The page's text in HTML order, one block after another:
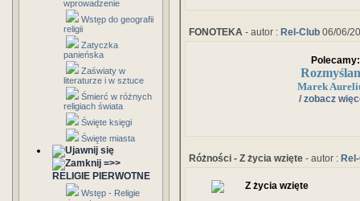
wprowadzenie
Wstęp do geografii
religii
Zatyczka
panieńska
Zaświaty w
literaturze i w sztuce
Śmierć w różnych
religiach świata
Święte księgi
Święte miasta
=>>
RELIGIE PIERWOTNE
Wstęp - Religie
Miasto przez długi czas
przemierzanych przez liczne
FONOTEKA - autor : Rel-Club 06/06/
Polecamy:
Marek
/ zobacz
Różności - Z życia wzięte - autor :
Z życia wzięte